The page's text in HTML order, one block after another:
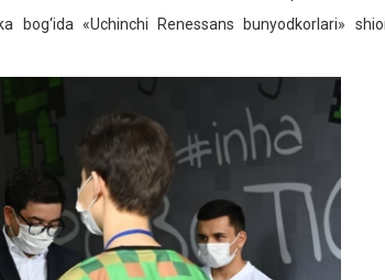
«Uchinchi Renessans bunyodkorlari»